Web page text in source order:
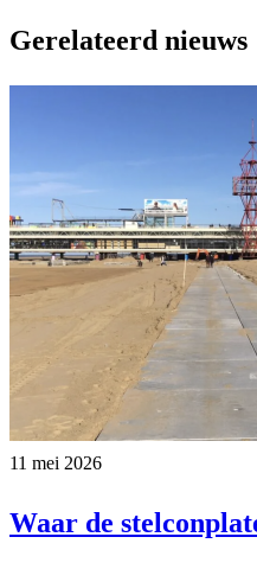
Gerelateerd nieuws
11 mei 2026
Waar de